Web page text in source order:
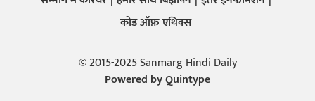
कोड ऑफ़ एथिक्स
© 2015-2025 Sanmarg Hindi Daily
Powered byQuintype